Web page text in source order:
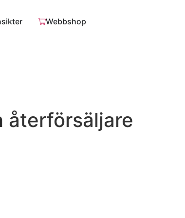
Webbshop
återförsäljare